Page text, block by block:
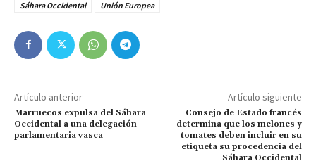
Sáhara Occidental
Unión Europea
Artículo anterior
Marruecos expulsa del Sáhara
Occidental a una delegación
parlamentaria vasca
Artículo siguiente
Consejo de Estado francés
determina que los melones y
tomates deben incluir en su
etiqueta su procedencia del
Sáhara Occidental